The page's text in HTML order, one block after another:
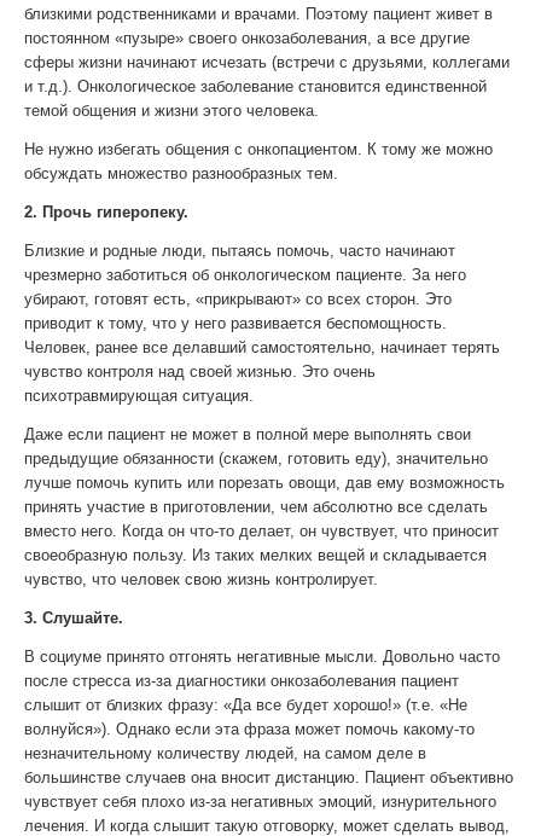
близкими родственниками и врачами. Поэтому пациент живет в
постоянном «пузыре» своего онкозаболевания, а все другие
сферы жизни начинают исчезать (встречи с друзьями, коллегами
и т.д.). Онкологическое заболевание становится единственной
темой общения и жизни этого человека.
Не нужно избегать общения с онкопациентом. К тому же можно
обсуждать множество разнообразных тем.
2. Прочь гиперопеку.
Близкие и родные люди, пытаясь помочь, часто начинают
чрезмерно заботиться об онкологическом пациенте. За него
убирают, готовят есть, «прикрывают» со всех сторон. Это
приводит к тому, что у него развивается беспомощность.
Человек, ранее все делавший самостоятельно, начинает терять
чувство контроля над своей жизнью. Это очень
психотравмирующая ситуация.
Даже если пациент не может в полной мере выполнять свои
предыдущие обязанности (скажем, готовить еду), значительно
лучше помочь купить или порезать овощи, дав ему возможность
принять участие в приготовлении, чем абсолютно все сделать
вместо него. Когда он что-то делает, он чувствует, что приносит
своеобразную пользу. Из таких мелких вещей и складывается
чувство, что человек свою жизнь контролирует.
3. Слушайте.
В социуме принято отгонять негативные мысли. Довольно часто
после стресса из-за диагностики онкозаболевания пациент
слышит от близких фразу: «Да все будет хорошо!» (т.е. «Не
волнуйся»). Однако если эта фраза может помочь какому-то
незначительному количеству людей, на самом деле в
большинстве случаев она вносит дистанцию. Пациент объективно
чувствует себя плохо из-за негативных эмоций, изнурительного
лечения. И когда слышит такую отговорку, может сделать вывод,